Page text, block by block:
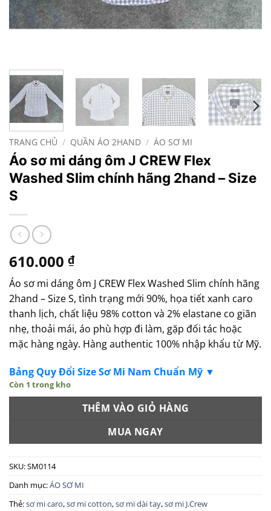
TRANG CHỦ / QUẦN ÁO 2HAND / ÁO SƠ MI
Áo sơ mi dáng ôm J CREW Flex
Washed Slim chính hãng 2hand – Size
S
610.000 ₫
Áo sơ mi dáng ôm J CREW Flex Washed Slim chính hãng
2hand – Size S, tình trạng mới 90%, họa tiết xanh caro
thanh lịch, chất liệu 98% cotton và 2% elastane co giãn
nhẹ, thoải mái, áo phù hợp đi làm, gặp đối tác hoặc
mặc hàng ngày. Hàng authentic 100% nhập khẩu từ Mỹ.
Bảng Quy Đổi Size Sơ Mi Nam Chuẩn Mỹ ▼
Còn 1 trong kho
THÊM VÀO GIỎ HÀNG
MUA NGAY
SKU:SM0114
Danh mục:ÁO SƠ MI
Thẻ:sơ mi caro,sơ mi cotton,sơ mi dài tay,sơ mi J.Crew